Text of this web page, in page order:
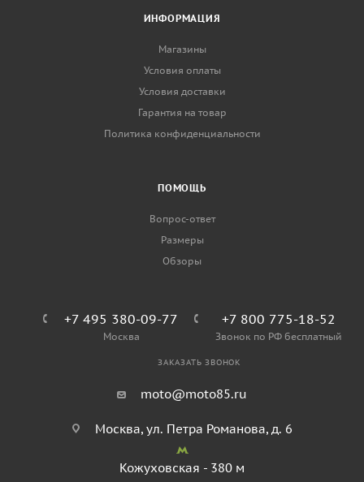
ИНФОРМАЦИЯ
Магазины
Условия оплаты
Условия доставки
Гарантия на товар
Политика конфиденциальности
ПОМОЩЬ
Вопрос-ответ
Размеры
Обзоры
+7 495 380-09-77
Москва
+7 800 775-18-52
Звонок по РФ бесплатный
ЗАКАЗАТЬ ЗВОНОК
moto@moto85.ru
Москва, ул. Петра Романова, д. 6
Кожуховская - 380 м